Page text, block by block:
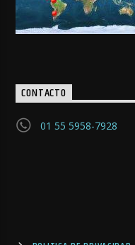
CONTACTO
01 55 5958-7928